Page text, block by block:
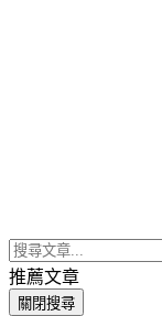
推薦文章
關閉搜尋